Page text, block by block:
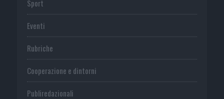
Sport
Eventi
Rubriche
Cooperazione e dintorni
Publiredazionali